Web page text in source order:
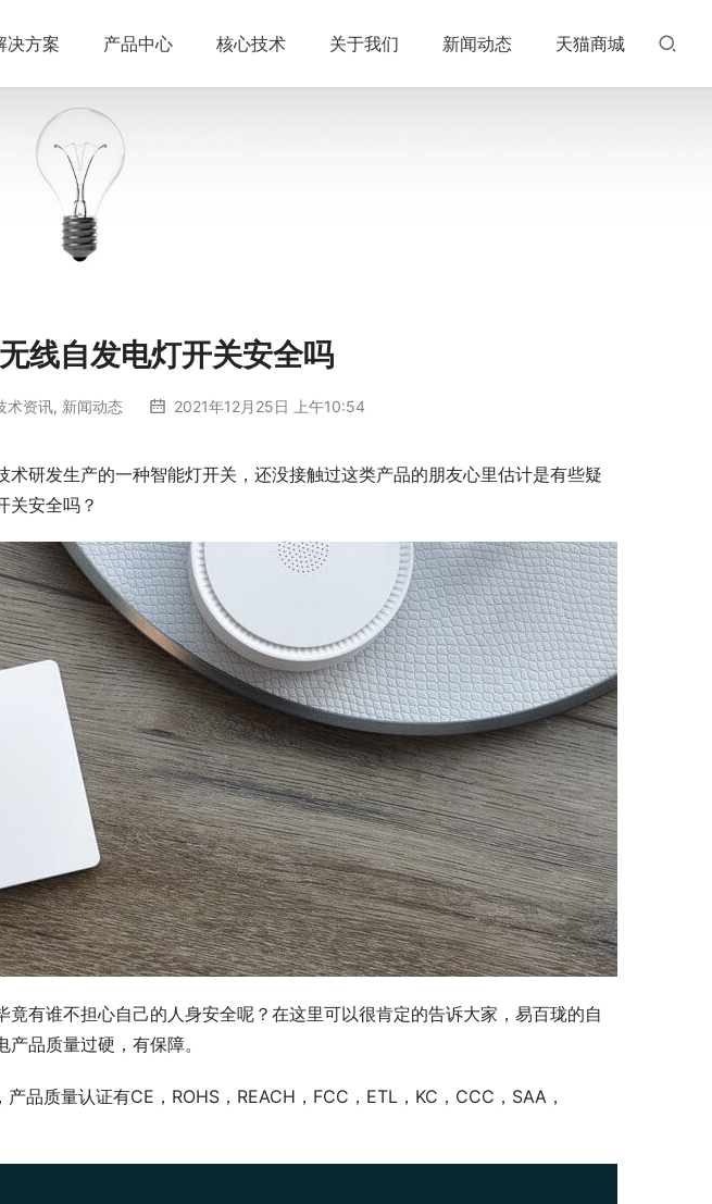
决方案 产品中心 核心技术 关于我们 新闻动态 天猫商城
无线自发电灯开关安全吗
术资讯, 新闻动态 2021年12月25日 上午10:54
研发生产的一种智能灯开关，还没接触过这类产品的朋友心里估计是有些疑
关安全吗？
有谁不担心自己的人身安全呢？在这里可以很肯定的告诉大家，易百珑的自
品质量过硬，有保障。
品质量认证有CE，ROHS，REACH，FCC，ETL，KC，CCC，SAA，